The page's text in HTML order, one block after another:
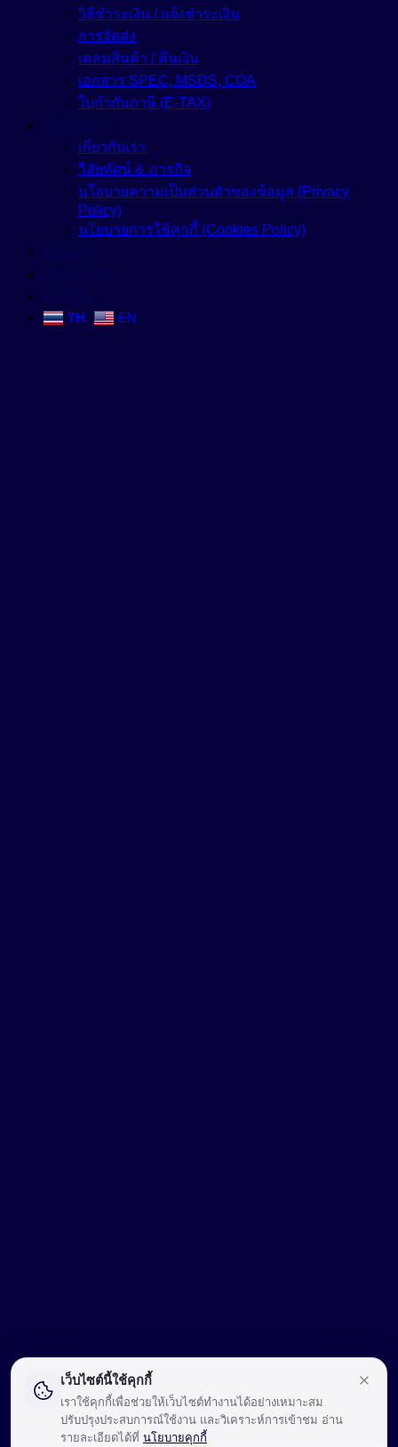
วิธีชำระเงิน / แจ้งชำระเงิน
การจัดส่ง
เคลมสินค้า / คืนเงิน
เอกสาร SPEC, MSDS, COA
ใบกำกับภาษี (E-TAX)
เกี่ยวกับเรา
วิสัยทัศน์ & ภารกิจ
นโยบายความเป็นส่วนตัวของข้อมูล (Privacy
Policy)
นโยบายการใช้คุกกี้ (Cookies Policy)
TH
EN
เว็บไซต์นี้ใช้คุกกี้
เราใช้คุกกี้เพื่อช่วยให้เว็บไซต์ทำงานได้อย่างเหมาะสม
ปรับปรุงประสบการณ์ใช้งาน และวิเคราะห์การเข้าชม อ่าน
รายละเอียดได้ที่ นโยบายคุกกี้